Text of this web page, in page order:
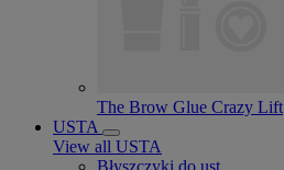
The Brow Glue Crazy Lift
USTA
View all USTA
Błyszczyki do ust